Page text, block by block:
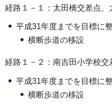
経路１－１：太田橋交差点、
平成31年度までを目標に
横断歩道の移設
経路１－２：南吉田小学校交
平成31年度までを目標に
横断歩道の移設